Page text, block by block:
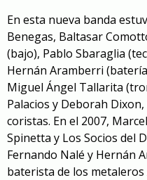
En esta nueva banda
Benegas, Baltasar
(bajo), Pablo Sbaraglia
Hernán Aramberri
Miguel Ángel Tallarita
Palacios y Deborah
coristas. En el 2007,
Spinetta y Los Socios del
Fernando Nalé y Hernán
baterista de los metaleros